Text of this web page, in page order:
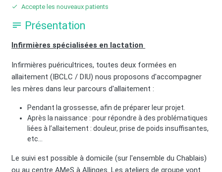
Accepte les nouveaux patients
Présentation
Infirmières spécialisées en lactation
Infirmières puéricultrices, toutes deux formées en
allaitement (IBCLC / DIU) nous proposons d'accompagner
les mères dans leur parcours d'allaitement :
Pendant la grossesse, afin de préparer leur projet.
Après la naissance : pour répondre à des problématiques
liées à l’allaitement : douleur, prise de poids insuffisantes,
etc…
Le suivi est possible à domicile (sur l'ensemble du Chablais)
ou au centre AMeS à Allinges. Les ateliers de groupe vont